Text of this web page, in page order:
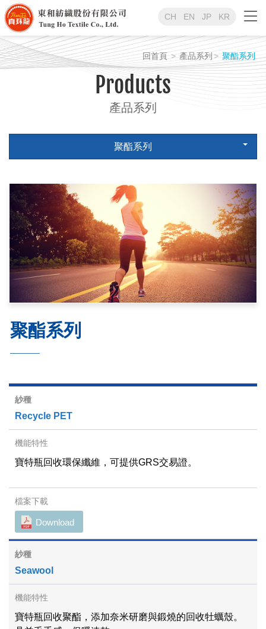
CH EN JP KR
回首頁 產品系列 聚酯系列
Products
產品系列
聚酯系列
聚酯系列
Recycle PET
寶特瓶回收環保纖維，可提供GRS交易證。
Download
Seawool
寶特瓶回收聚酯，添加奈米研磨與鍛燒的回收牡蠣殼。